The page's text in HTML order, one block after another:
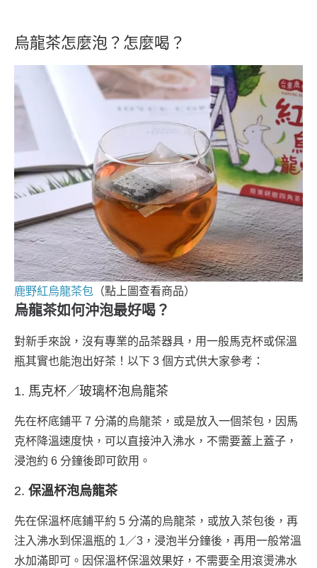
烏龍茶怎麼泡？怎麼喝？
鹿野紅烏龍茶包 （點上圖查看商品）
烏龍茶如何沖泡最好喝？
對新手來說，沒有專業的品茶器具，用一般馬克杯或保溫
瓶其實也能泡出好茶！以下 3 個方式供大家參考：
1. 馬克杯／玻璃杯泡烏龍茶
先在杯底鋪平 7 分滿的烏龍茶，或是放入一個茶包，因馬
克杯降溫速度快，可以直接沖入沸水，不需要蓋上蓋子，
浸泡約 6 分鐘後即可飲用。
2. 保溫杯泡烏龍茶
先在保溫杯底鋪平約 5 分滿的烏龍茶，或放入茶包後，再
注入沸水到保溫瓶的 1／3，浸泡半分鐘後，再用一般常溫
水加滿即可。因保溫杯保溫效果好，不需要全用滾燙沸水